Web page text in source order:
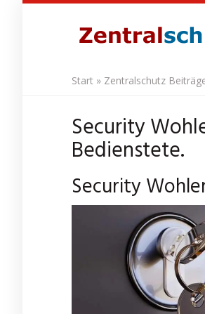
Start » Zentralschutz
Security
Bedienstete.
Security